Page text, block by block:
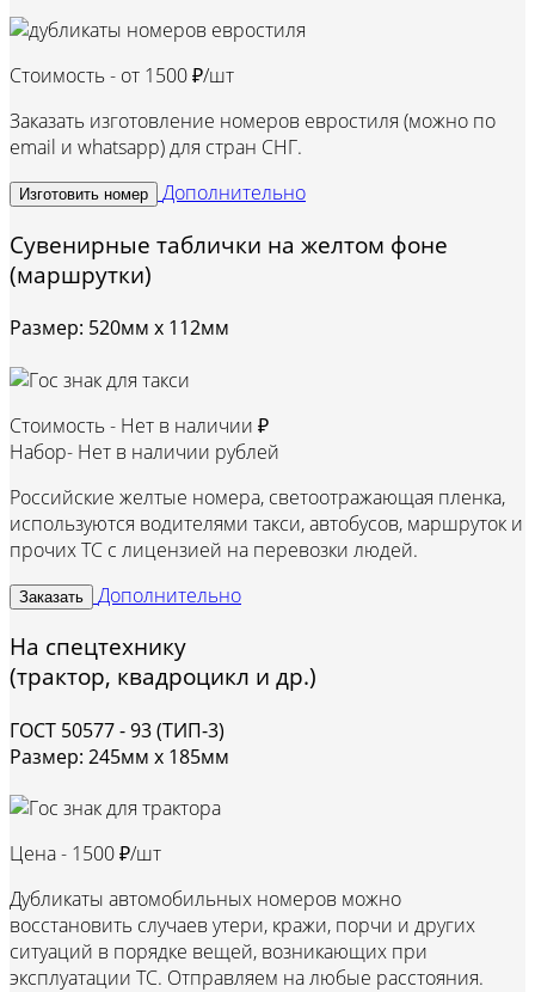
Стоимость - от 1500 ₽/шт
Заказать изготовление номеров евростиля (можно по
email и whatsapp) для стран СНГ.
Изготовить номер Дополнительно
Сувенирные таблички на желтом фоне
(маршрутки)
Размер: 520мм х 112мм
Стоимость - Нет в наличии ₽
Набор- Нет в наличии рублей
Российские желтые номера, светоотражающая пленка,
используются водителями такси, автобусов, маршруток и
прочих ТС с лицензией на перевозки людей.
Заказать Дополнительно
На спецтехнику
(трактор, квадроцикл и др.)
ГОСТ 50577 - 93 (ТИП-3)
Размер: 245мм х 185мм
Цена - 1500 ₽/шт
Дубликаты автомобильных номеров можно
восстановить случаев утери, кражи, порчи и других
ситуаций в порядке вещей, возникающих при
эксплуатации ТС. Отправляем на любые расстояния.